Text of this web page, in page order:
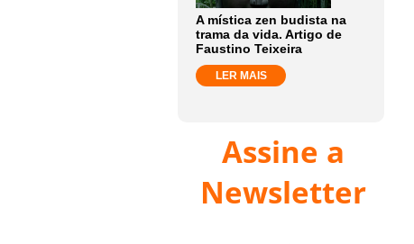
A mística zen budista na
trama da vida. Artigo de
Faustino Teixeira
LER MAIS
Assine a
Newsletter